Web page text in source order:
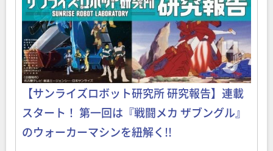
【サンライズロボット研究所 研究報告】連載
スタート！ 第一回は『戦闘メカ ザブングル』
のウォーカーマシンを紐解く!!